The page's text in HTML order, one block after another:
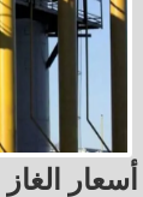
أسعار